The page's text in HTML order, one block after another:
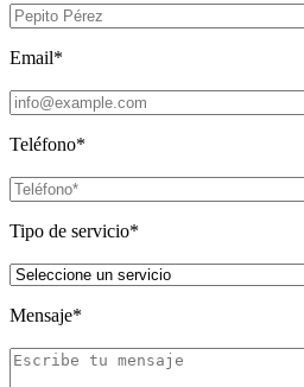
Email*
Teléfono*
Tipo de servicio*
Mensaje*